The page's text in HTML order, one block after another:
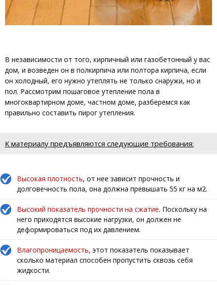
В независимости от того, кирпичный или газобетонный у вас
дом, и возведен он в полкирпича или полтора кирпича, если
он холодный, его нужно утеплять не только снаружи, но и
пол. Рассмотрим пошаговое утепление пола в
многоквартирном доме, частном доме, разберемся как
правильно составить пирог утепления.
К материалу предъявляются следующие требования:
Высокая плотность, от нее зависит прочность и
долговечность пола, она должна превышать 55 кг на м2.
Высокий показатель прочности на сжатие. Поскольку на
него приходятся высокие нагрузки, он должен не
деформироваться под их давлением.
Влагопроницаемость, этот показатель показывает
сколько материал способен пропустить сквозь себя
жидкости.